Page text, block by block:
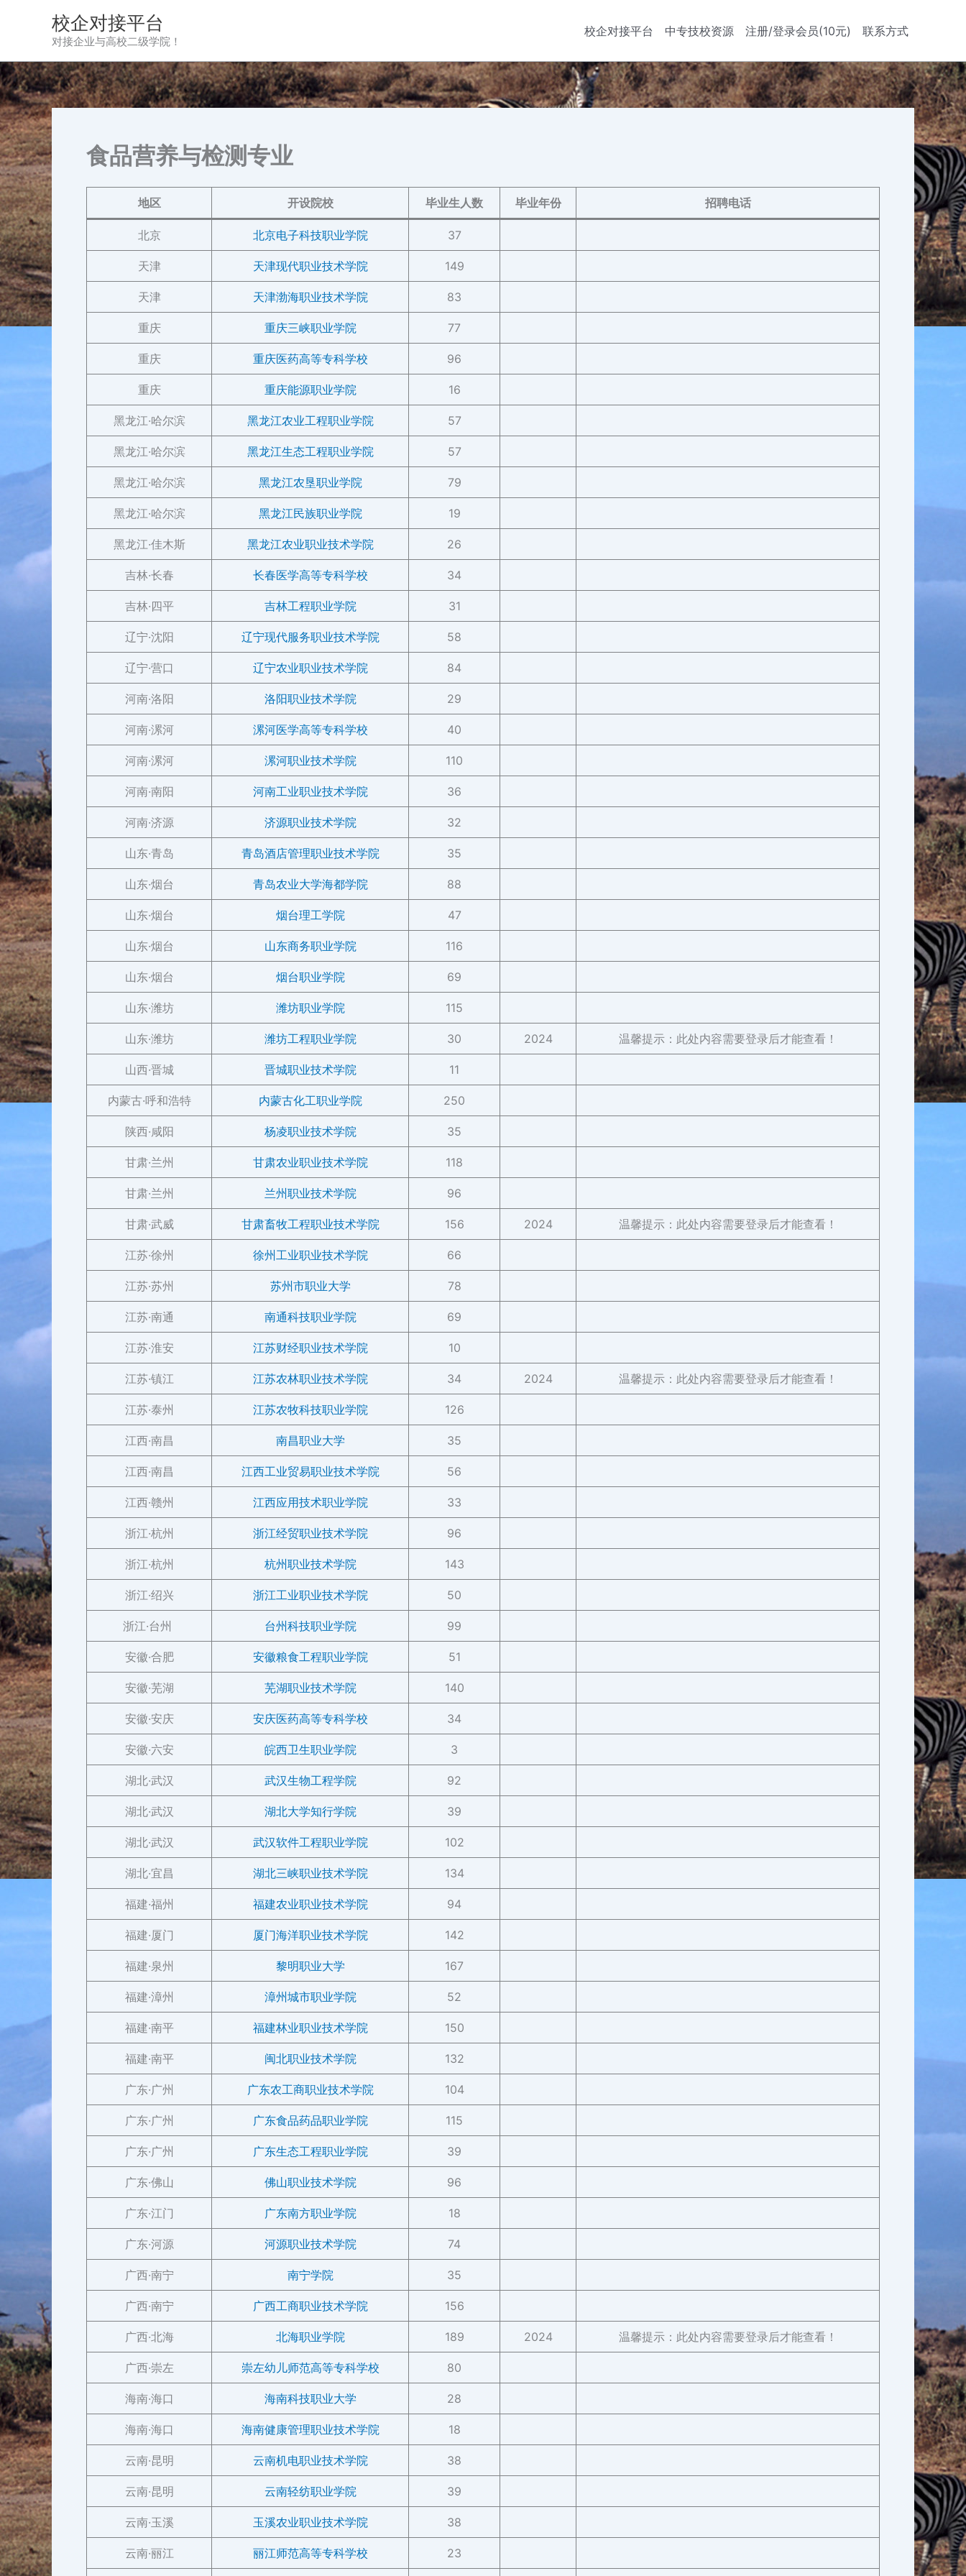
容
校企对接平台
对接企业与高校二级学院！
校企对接平台 中专技校资源 注册/登录会员(10元) 联系方式
食品营养与检测专业
地区 开设院校 毕业生人数 毕业年份 招聘电话
北京 北京电子科技职业学院 37
天津 天津现代职业技术学院 149
天津 天津渤海职业技术学院 83
重庆 重庆三峡职业学院 77
重庆 重庆医药高等专科学校 96
重庆 重庆能源职业学院 16
黑龙江·哈尔滨 黑龙江农业工程职业学院 57
黑龙江·哈尔滨 黑龙江生态工程职业学院 57
黑龙江·哈尔滨 黑龙江农垦职业学院 79
黑龙江·哈尔滨 黑龙江民族职业学院 19
黑龙江·佳木斯 黑龙江农业职业技术学院 26
吉林·长春 长春医学高等专科学校 34
吉林·四平 吉林工程职业学院 31
辽宁·沈阳 辽宁现代服务职业技术学院 58
辽宁·营口 辽宁农业职业技术学院 84
河南·洛阳 洛阳职业技术学院 29
河南·漯河 漯河医学高等专科学校 40
河南·漯河 漯河职业技术学院 110
河南·南阳 河南工业职业技术学院 36
河南·济源 济源职业技术学院 32
山东·青岛 青岛酒店管理职业技术学院 35
山东·烟台 青岛农业大学海都学院 88
山东·烟台 烟台理工学院 47
山东·烟台 山东商务职业学院 116
山东·烟台 烟台职业学院 69
山东·潍坊 潍坊职业学院 115
山东·潍坊 潍坊工程职业学院 30 2024 温馨提示：此处内容需要登录后才能查看！
山西·晋城 晋城职业技术学院 11
内蒙古·呼和浩特 内蒙古化工职业学院 250
陕西·咸阳 杨凌职业技术学院 35
甘肃·兰州 甘肃农业职业技术学院 118
甘肃·兰州 兰州职业技术学院 96
甘肃·武威 甘肃畜牧工程职业技术学院 156 2024 温馨提示：此处内容需要登录后才能查看！
江苏·徐州 徐州工业职业技术学院 66
江苏·苏州 苏州市职业大学 78
江苏·南通 南通科技职业学院 69
江苏·淮安 江苏财经职业技术学院 10
江苏·镇江 江苏农林职业技术学院 34 2024 温馨提示：此处内容需要登录后才能查看！
江苏·泰州 江苏农牧科技职业学院 126
江西·南昌 南昌职业大学 35
江西·南昌 江西工业贸易职业技术学院 56
江西·赣州 江西应用技术职业学院 33
浙江·杭州 浙江经贸职业技术学院 96
浙江·杭州 杭州职业技术学院 143
浙江·绍兴 浙江工业职业技术学院 50
浙江·台州 台州科技职业学院 99
安徽·合肥 安徽粮食工程职业学院 51
安徽·芜湖 芜湖职业技术学院 140
安徽·安庆 安庆医药高等专科学校 34
安徽·六安 皖西卫生职业学院 3
湖北·武汉 武汉生物工程学院 92
湖北·武汉 湖北大学知行学院 39
湖北·武汉 武汉软件工程职业学院 102
湖北·宜昌 湖北三峡职业技术学院 134
福建·福州 福建农业职业技术学院 94
福建·厦门 厦门海洋职业技术学院 142
福建·泉州 黎明职业大学 167
福建·漳州 漳州城市职业学院 52
福建·南平 福建林业职业技术学院 150
福建·南平 闽北职业技术学院 132
广东·广州 广东农工商职业技术学院 104
广东·广州 广东食品药品职业学院 115
广东·广州 广东生态工程职业学院 39
广东·佛山 佛山职业技术学院 96
广东·江门 广东南方职业学院 18
广东·河源 河源职业技术学院 74
广西·南宁 南宁学院 35
广西·南宁 广西工商职业技术学院 156
广西·北海 北海职业学院 189 2024 温馨提示：此处内容需要登录后才能查看！
广西·崇左 崇左幼儿师范高等专科学校 80
海南·海口 海南科技职业大学 28
海南·海口 海南健康管理职业技术学院 18
云南·昆明 云南机电职业技术学院 38
云南·昆明 云南轻纺职业学院 39
云南·玉溪 玉溪农业职业技术学院 38
云南·丽江 丽江师范高等专科学校 23